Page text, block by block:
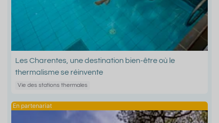
Les Charentes, une destination bien-être où le
thermalisme se réinvente
Vie des stations thermales